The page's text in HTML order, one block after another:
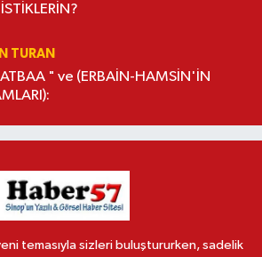
TURAN
" ve (ERBAİN-HAMSİN'İN
temasıyla sizleri buluştururken, sadelik